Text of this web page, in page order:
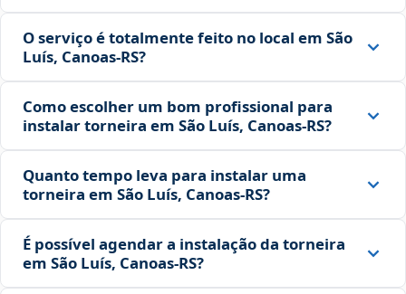
O serviço é totalmente feito no local em São
Luís, Canoas‑RS?
Como escolher um bom profissional para
instalar torneira em São Luís, Canoas‑RS?
Quanto tempo leva para instalar uma
torneira em São Luís, Canoas‑RS?
É possível agendar a instalação da torneira
em São Luís, Canoas‑RS?